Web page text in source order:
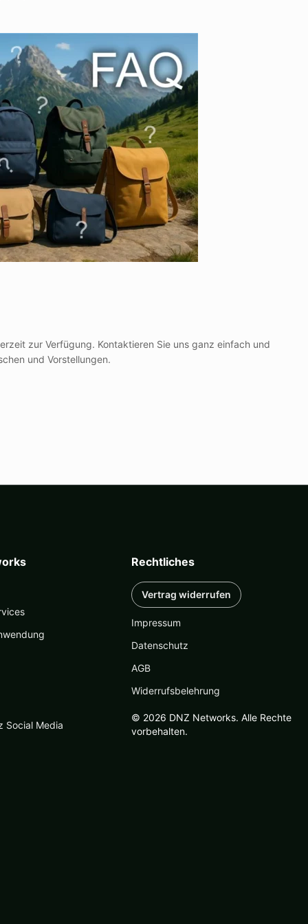
zur Verfügung. Kontaktieren Sie uns ganz einfach und
und Vorstellungen.
Social Media
Rechtliches
Vertrag widerrufen
Impressum
Datenschutz
AGB
Widerrufsbelehrung
© 2026 DNZ Networks. Alle Rechte
vorbehalten.